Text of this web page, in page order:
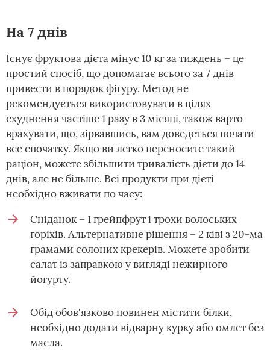
На 7 днів
Існує фруктова дієта мінус 10 кг за тиждень – це
простий спосіб, що допомагає всього за 7 днів
привести в порядок фігуру. Метод не
рекомендується використовувати в цілях
схуднення частіше 1 разу в 3 місяці, також варто
врахувати, що, зірвавшись, вам доведеться почати
все спочатку. Якщо ви легко переносите такий
раціон, можете збільшити тривалість дієти до 14
днів, але не більше. Всі продукти при дієті
необхідно вживати по часу:
Сніданок – 1 грейпфрут і трохи волоських
горіхів. Альтернативне рішення – 2 ківі з 20-ма
грамами солоних крекерів. Можете зробити
салат із заправкою у вигляді нежирного
йогурту.
Обід обов'язково повинен містити білки,
необхідно додати відварну курку або омлет без
масла.